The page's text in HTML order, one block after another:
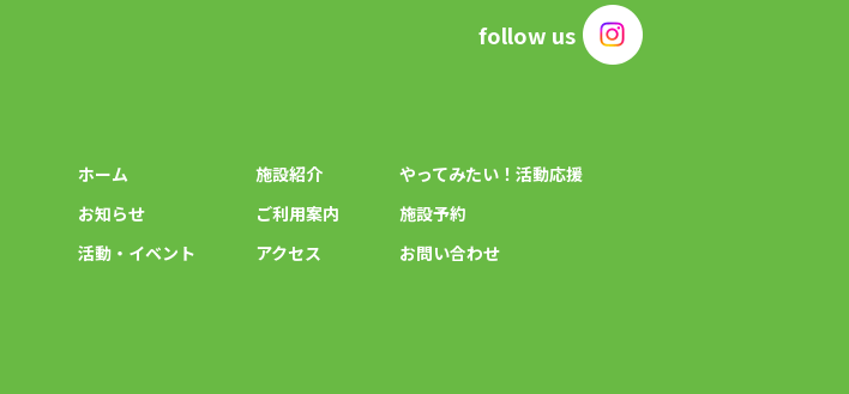
follow us
ホーム
お知らせ
活動・イベント
施設紹介
ご利用案内
アクセス
やってみたい！活動応援
施設予約
お問い合わせ